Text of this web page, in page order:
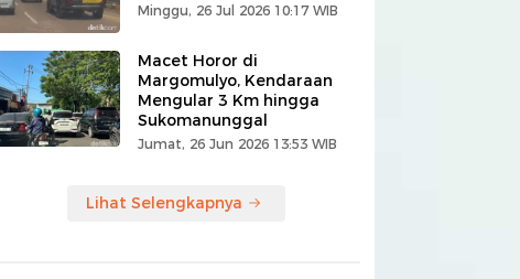
Minggu, 26 Jul 2026 10:17 WIB
Macet Horor di
Margomulyo, Kendaraan
Mengular 3 Km hingga
Sukomanunggal
Jumat, 26 Jun 2026 13:53 WIB
Lihat Selengkapnya